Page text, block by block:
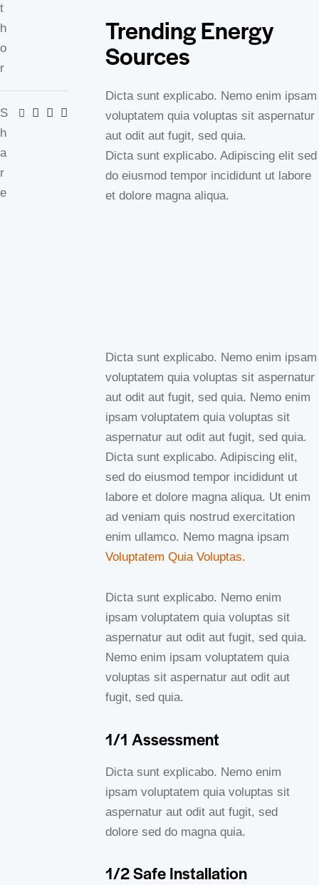
t
h
o
r
S
h
a
r
e
Trending Energy
Sources
Dicta sunt explicabo. Nemo enim ipsam
voluptatem quia voluptas sit aspernatur
aut odit aut fugit, sed quia.
Dicta sunt explicabo. Adipiscing elit sed
do eiusmod tempor incididunt ut labore
et dolore magna aliqua.
Dicta sunt explicabo. Nemo enim ipsam
voluptatem quia voluptas sit aspernatur
aut odit aut fugit, sed quia. Nemo enim
ipsam voluptatem quia voluptas sit
aspernatur aut odit aut fugit, sed quia.
Dicta sunt explicabo. Adipiscing elit,
sed do eiusmod tempor incididunt ut
labore et dolore magna aliqua. Ut enim
ad veniam quis nostrud exercitation
enim ullamco. Nemo magna ipsam
Voluptatem Quia Voluptas.
Dicta sunt explicabo. Nemo enim
ipsam voluptatem quia voluptas sit
aspernatur aut odit aut fugit, sed quia.
Nemo enim ipsam voluptatem quia
voluptas sit aspernatur aut odit aut
fugit, sed quia.
1/1 Assessment
Dicta sunt explicabo. Nemo enim
ipsam voluptatem quia voluptas sit
aspernatur aut odit aut fugit, sed
dolore sed do magna quia.
1/2 Safe Installation